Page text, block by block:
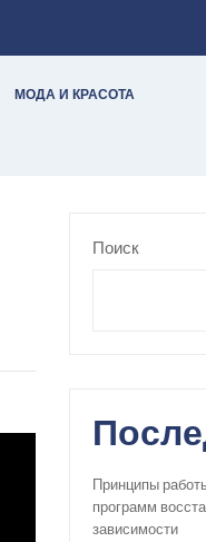
МОДА И КРАСОТА
Поиск
Принципы
программ
зависимости